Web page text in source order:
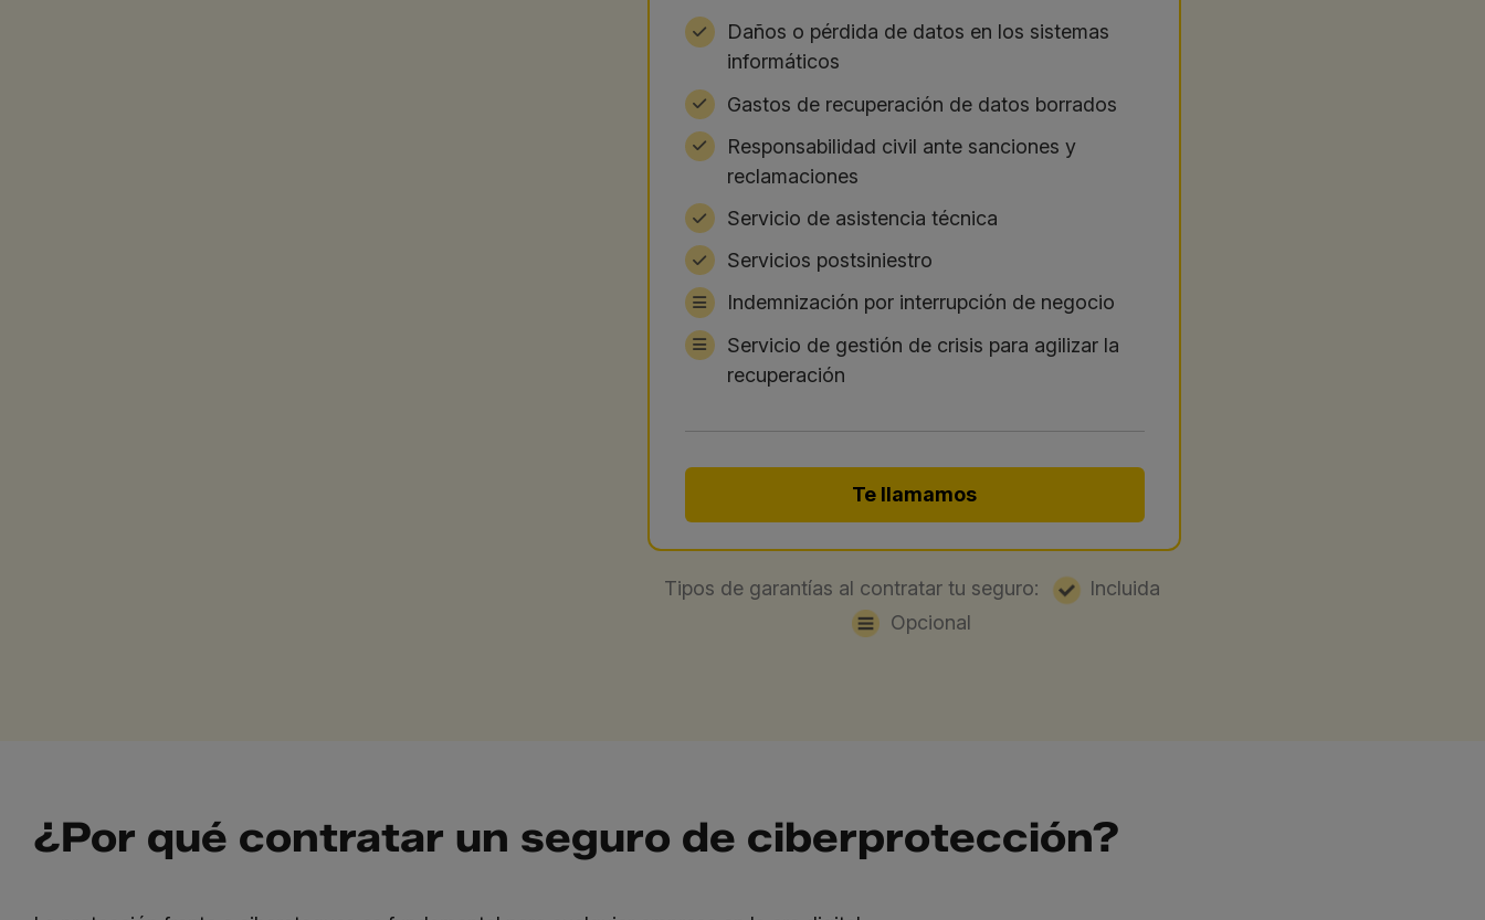
Daños o pérdida de datos en los sistemas
informáticos
Gastos de recuperación de datos borrados
Responsabilidad civil ante sanciones y
reclamaciones
Servicio de asistencia técnica
Servicios postsiniestro
Indemnización por interrupción de negocio
Servicio de gestión de crisis para agilizar la
recuperación
Te llamamos
Tipos de garantías al contratar tu seguro:
Incluida
Opcional
¿Por qué contratar un seguro de ciberprotección?